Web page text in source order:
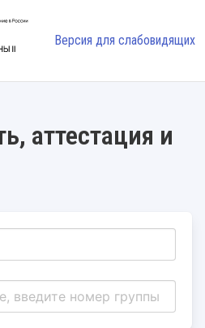
Версия для слабовидящих
аттестация и